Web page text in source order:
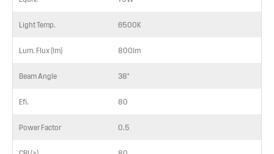
Light Temp. 6500K
Lum. Flux (lm) 800lm
Beam Angle 38°
Efi. 80
Power Factor 0.5